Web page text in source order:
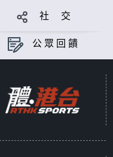
社 交
公眾回饋